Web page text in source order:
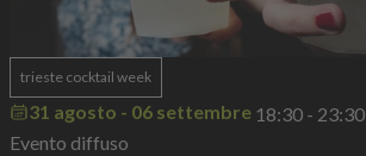
trieste cocktail week
31 agosto - 06 settembre 18:30 - 23:30
Evento diffuso